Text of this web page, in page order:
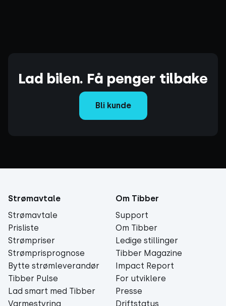
Lad bilen. Få penger tilbake
Bli kunde
Strømavtale
Strømavtale
Prisliste
Strømpriser
Strømprisprognose
Bytte strømleverandør
Tibber Pulse
Lad smart med Tibber
Varmestyring
Om Tibber
Support
Om Tibber
Ledige stillinger
Tibber Magazine
Impact Report
For utviklere
Presse
Driftstatus